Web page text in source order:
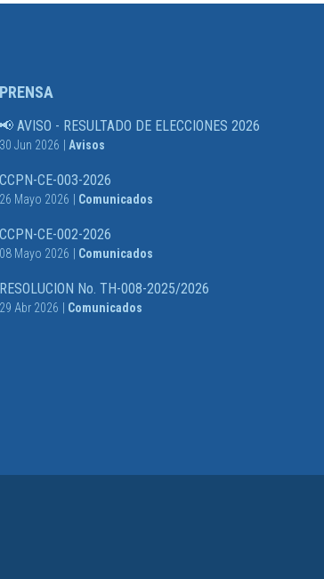
PRENSA
📢 AVISO - RESULTADO DE ELECCIONES 2026
30 Jun 2026 Avisos
CCPN-CE-003-2026
26 Mayo 2026 Comunicados
CCPN-CE-002-2026
08 Mayo 2026 Comunicados
RESOLUCION No. TH-008-2025/2026
29 Abr 2026 Comunicados